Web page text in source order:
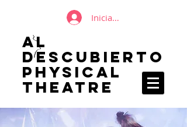
Iniciar sesión
AL
DESCUBIERTO
Physical
Theatre